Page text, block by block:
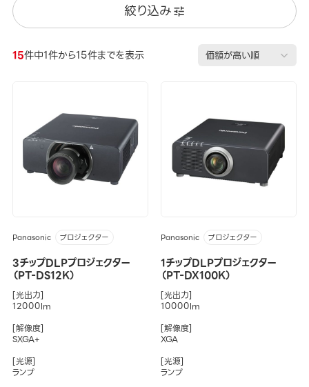
絞り込み
15件中1件から15件までを表示
Panasonic プロジェクター
3チップDLPプロジェクター
（PT-DS12K）
[光出力]
12000lm
[解像度]
SXGA+
[光源]
ランプ
Panasonic プロジェクター
1チップDLPプロジェクター
（PT-DX100K）
[光出力]
10000lm
[解像度]
XGA
[光源]
ランプ